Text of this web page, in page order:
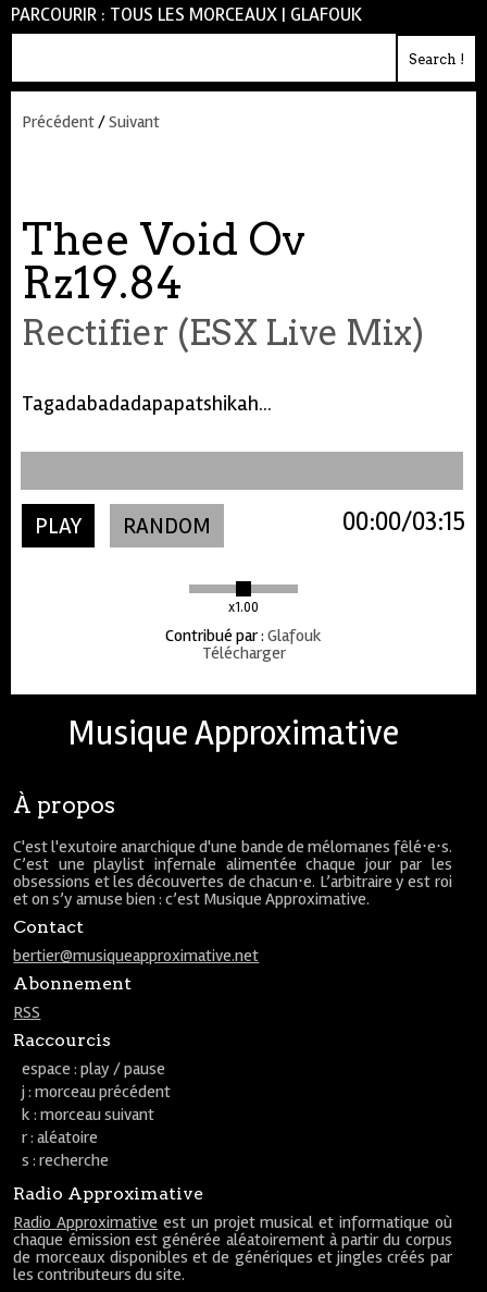
PARCOURIR : TOUS LES MORCEAUX | GLAFOUK
Précédent/Suivant
Thee Void Ov
Rz19.84
Rectifier (ESX Live Mix)
Tagadabadadapapatshikah...
PLAY RANDOM
x1.00
03:15
00:00
Contribué par: Glafouk
Télécharger
Musique Approximative
À propos
C'est l'exutoire anarchique d'une bande de mélomanes fêlé⋅e⋅s.
C’est une playlist infernale alimentée chaque jour par les
obsessions et les découvertes de chacun⋅e. L’arbitraire y est roi
et on s’y amuse bien : c’est Musique Approximative.
Contact
bertier@musiqueapproximative.net
Abonnement
RSS
Raccourcis
espace : play / pause
j : morceau précédent
k : morceau suivant
r : aléatoire
s : recherche
Radio Approximative
Radio Approximative est un projet musical et informatique où
chaque émission est générée aléatoirement à partir du corpus
de morceaux disponibles et de génériques et jingles créés par
les contributeurs du site.